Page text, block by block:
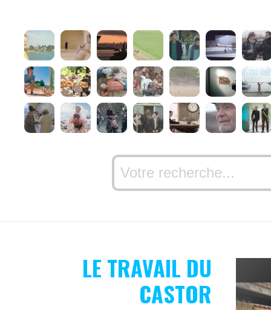
LE TRAVAIL DU
CASTOR